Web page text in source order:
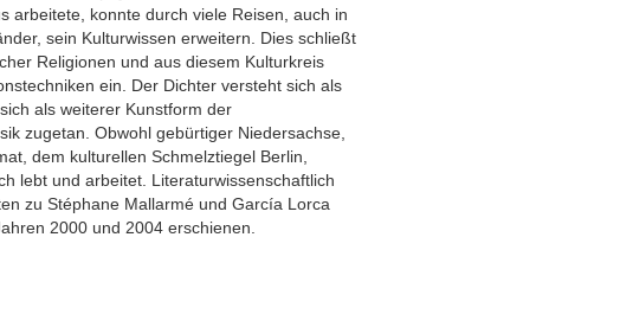
arbeitete, konnte durch viele Reisen, auch in
sein Kulturwissen erweitern. Dies schließt
Religionen und aus diesem Kulturkreis
ein. Der Dichter versteht sich als
als weiterer Kunstform der
zugetan. Obwohl gebürtiger Niedersachse,
dem kulturellen Schmelztiegel Berlin,
lebt und arbeitet. Literaturwissenschaftlich
zu Stéphane Mallarmé und García Lorca
2000 und 2004 erschienen.